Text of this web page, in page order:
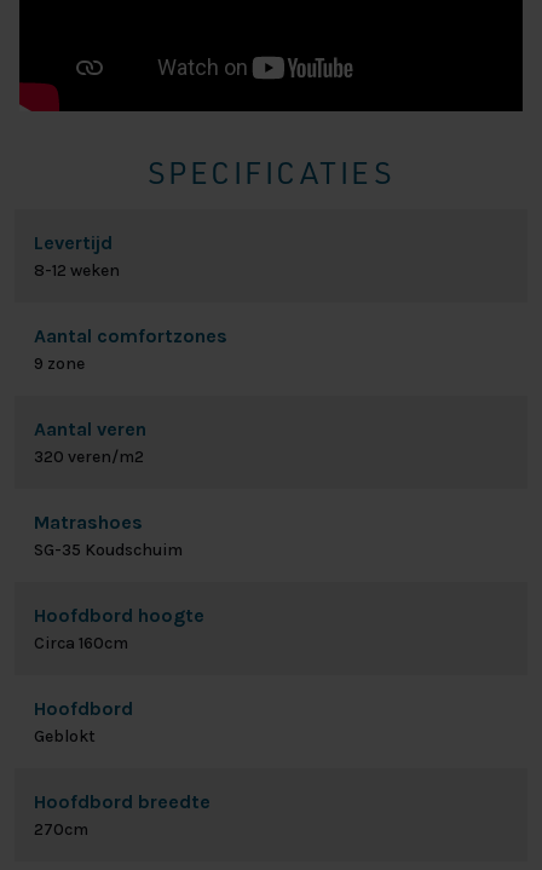
SPECIFICATIES
Levertijd
8-12 weken
Aantal comfortzones
9 zone
Aantal veren
320 veren/m2
Matrashoes
SG-35 Koudschuim
Hoofdbord hoogte
Circa 160cm
Hoofdbord
Geblokt
Hoofdbord breedte
270cm